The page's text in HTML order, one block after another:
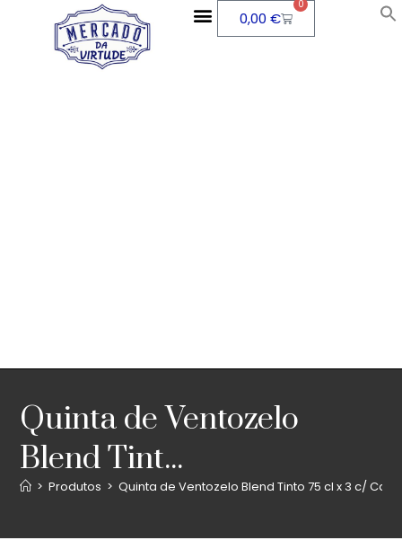
0,00€
0
Quinta de Ventozelo
Blend Tint...
> Produtos > Quinta de Ventozelo Blend Tinto 75 cl x 3 c/